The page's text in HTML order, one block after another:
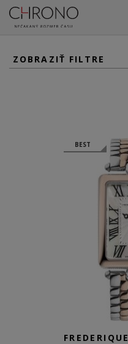
ZOBRAZIŤ FILTRE
BEST